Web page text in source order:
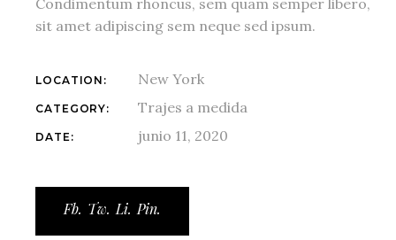
sit amet adipiscing sem neque sed ipsum.
LOCATION: New York
CATEGORY: Trajes a medida
DATE: junio 11, 2020
Fb. Tw. Li. Pin.